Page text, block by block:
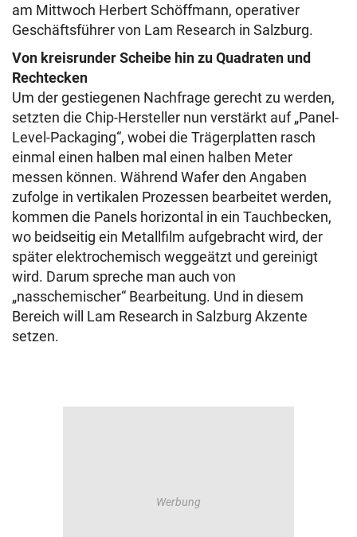
am Mittwoch Herbert Schöffmann, operativer
Geschäftsführer von Lam Research in Salzburg.
Von kreisrunder Scheibe hin zu Quadraten und
Rechtecken
Um der gestiegenen Nachfrage gerecht zu werden,
setzten die Chip-Hersteller nun verstärkt auf „Panel-
Level-Packaging“, wobei die Trägerplatten rasch
einmal einen halben mal einen halben Meter
messen können. Während Wafer den Angaben
zufolge in vertikalen Prozessen bearbeitet werden,
kommen die Panels horizontal in ein Tauchbecken,
wo beidseitig ein Metallfilm aufgebracht wird, der
später elektrochemisch weggeätzt und gereinigt
wird. Darum spreche man auch von
„nasschemischer“ Bearbeitung. Und in diesem
Bereich will Lam Research in Salzburg Akzente
setzen.